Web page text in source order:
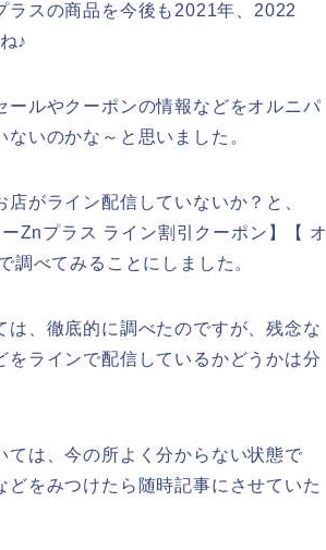
ラスの商品を今後も2021年、2022
♪
ルやクーポンの情報などをオルニパ
いのかな～と思いました。
がライン配信していないか？と、
Znプラス ライン割引クーポン】【 オ
調べてみることにしました。
、徹底的に調べたのですが、残念な
ラインで配信しているかどうかは分
は、今の所よく分からない状態で
をみつけたら随時記事にさせていた